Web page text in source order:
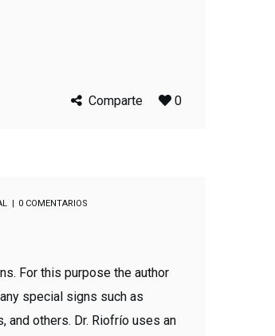
Comparte 0
0 COMENTARIOS
For this purpose the author
special signs such as
and others. Dr. Riofrío uses an